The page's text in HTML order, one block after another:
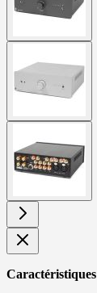
larger
image
larger
image
Caractéristiques